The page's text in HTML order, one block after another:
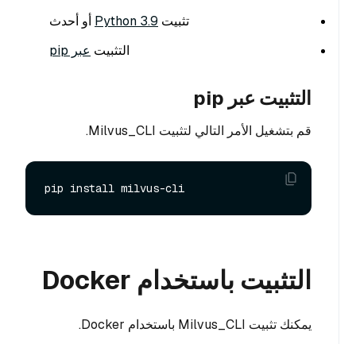
تثبيت Python 3.9 أو أحدث
التثبيت عبر pip
التثبيت عبر pip
قم بتشغيل الأمر التالي لتثبيت Milvus_CLI.
التثبيت باستخدام Docker
يمكنك تثبيت Milvus_CLI باستخدام Docker.